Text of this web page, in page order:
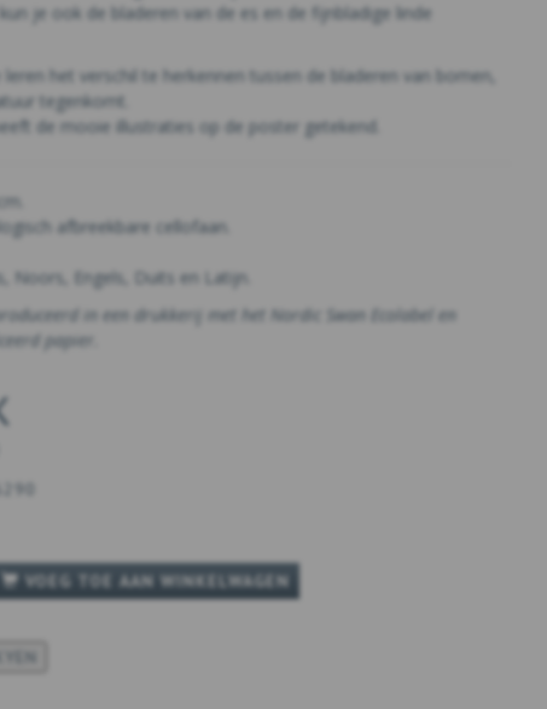
je ook de bladeren van de es en de fijnbladige linde
het verschil te herkennen tussen de bladeren van bomen,
tegenkomt.
de mooie illustraties op de poster getekend.
afbreekbare cellofaan.
Noors, Engels, Duits en Latijn.
in een drukkerij met het Nordic Swan Ecolabel en
papier.
VOEG TOE AAN WINKELWAGEN